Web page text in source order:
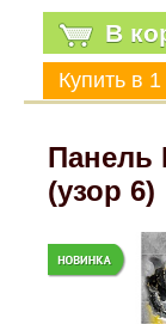
В
Панель
(узор 6)